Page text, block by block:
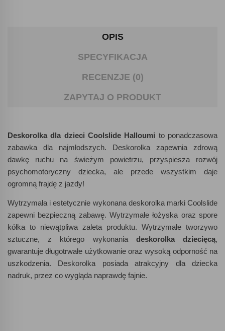
OPIS
SPECYFIKACJA
RECENZJE (0)
ZAPYTAJ O PRODUKT
Deskorolka dla dzieci Coolslide Halloumi to ponadczasowa
zabawka dla najmłodszych. Deskorolka zapewnia zdrową
dawkę ruchu na świeżym powietrzu, przyspiesza rozwój
psychomotoryczny dziecka, ale przede wszystkim daje
ogromną frajdę z jazdy!
Wytrzymała i estetycznie wykonana deskorolka marki Coolslide
zapewni bezpieczną zabawę. Wytrzymałe łożyska oraz spore
kółka to niewątpliwa zaleta produktu. Wytrzymałe tworzywo
sztuczne, z którego wykonania deskorolka dziecięcą,
gwarantuje długotrwałe użytkowanie oraz wysoką odporność na
uszkodzenia. Deskorolka posiada atrakcyjny dla dziecka
nadruk, przez co wygląda naprawdę fajnie.